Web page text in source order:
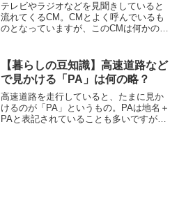
テレビやラジオなどを見聞きしていると
流れてくるCM。CMとよく呼んでいるも
のとなっていますが、このCMは何かの略
【暮らしの豆知識】高速道路など
で見かける「PA」は何の略？
高速道路を走行していると、たまに見か
けるのが「PA」というもの。PAは地名＋
PAと表記されていることも多いですが、